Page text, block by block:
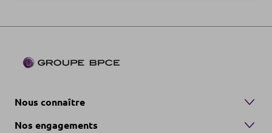
Nous connaître
Nos engagements